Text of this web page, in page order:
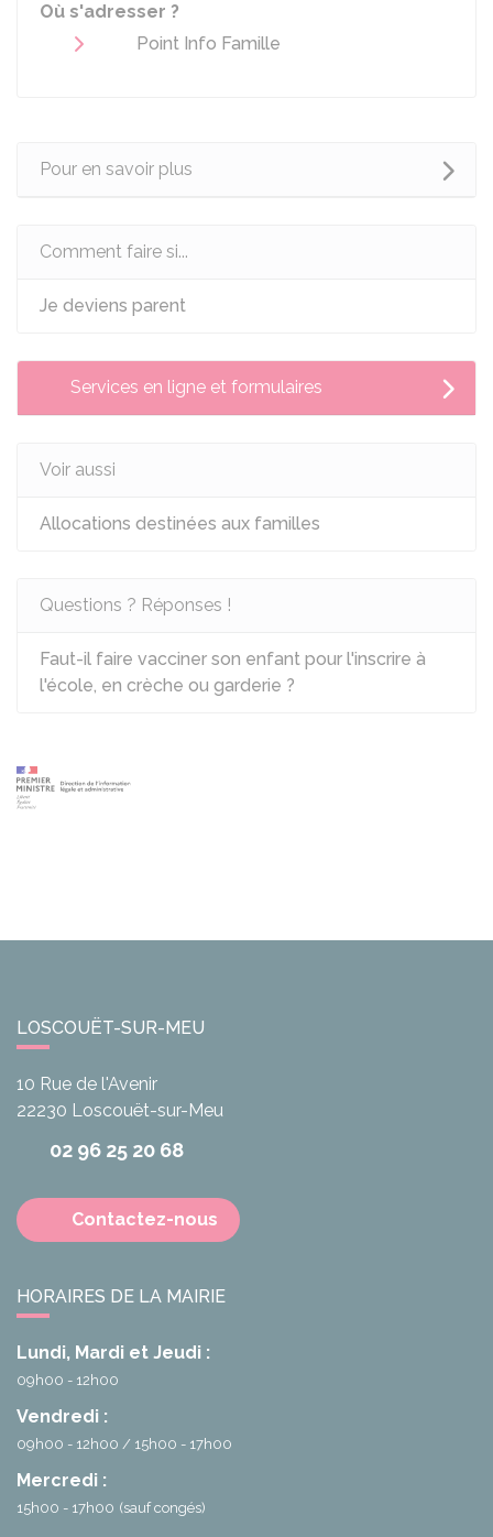
Où s'adresser ?
Point Info Famille
Pour en savoir plus
Comment faire si...
Je deviens parent
Services en ligne et formulaires
Voir aussi
Allocations destinées aux familles
Questions ? Réponses !
Faut-il faire vacciner son enfant pour l'inscrire à
l'école, en crèche ou garderie ?
LOSCOUËT-SUR-MEU
10 Rue de l'Avenir
22230 Loscouët-sur-Meu
02 96 25 20 68
Contactez-nous
HORAIRES DE LA MAIRIE
Lundi, Mardi et Jeudi :
09h00 - 12h00
Vendredi :
09h00 - 12h00 15h00 - 17h00
Mercredi :
15h00 - 17h00 (sauf congés)